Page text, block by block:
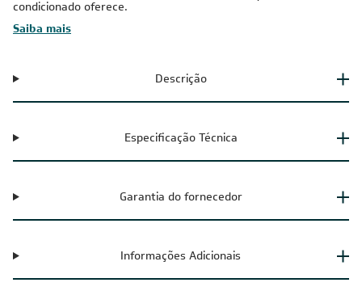
condicionado oferece.
Saiba mais
Descrição
Especificação Técnica
Garantia do fornecedor
Informações Adicionais